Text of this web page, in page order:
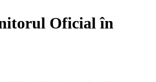
Oficial în